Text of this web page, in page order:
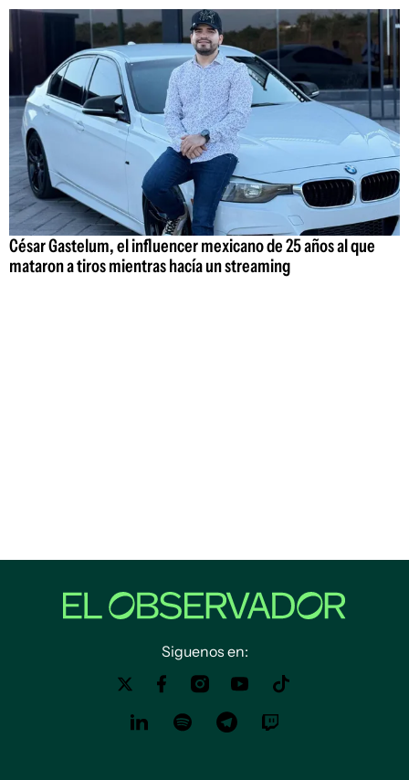
César Gastelum, el influencer mexicano de 25 años al que
mataron a tiros mientras hacía un streaming
Siguenos en: